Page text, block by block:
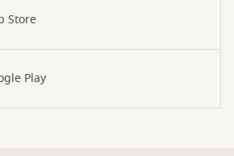
Store
Play